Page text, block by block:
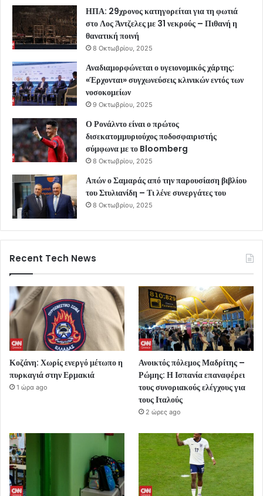
ΗΠΑ: 29χρονος κατηγορείται για τη φωτιά
στο Λος Άντζελες με 31 νεκρούς – Πιθανή η
θανατική ποινή
8 Οκτωβρίου, 2025
Αναδιαμορφώνεται ο υγειονομικός χάρτης:
«Έρχονται» συγχωνεύσεις κλινικών εντός των
νοσοκομείων
9 Οκτωβρίου, 2025
Ο Ρονάλντο είναι ο πρώτος
δισεκατομμυριούχος ποδοσφαιριστής
σύμφωνα με το Bloomberg
8 Οκτωβρίου, 2025
Απών ο Σαμαράς από την παρουσίαση βιβλίου
του Στυλιανίδη – Τι λένε συνεργάτες του
8 Οκτωβρίου, 2025
Recent Tech News
Κοζάνη: Χωρίς ενεργό μέτωπο η
πυρκαγιά στην Ερμακιά
1 ώρα ago
Ανοικτός πόλεμος Μαδρίτης –
Ρώμης: Η Ισπανία επαναφέρει
τους συνοριακούς ελέγχους για
τους Ιταλούς
2 ώρες ago